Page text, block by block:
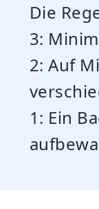
Die
3:
2: Auf
1: Ein